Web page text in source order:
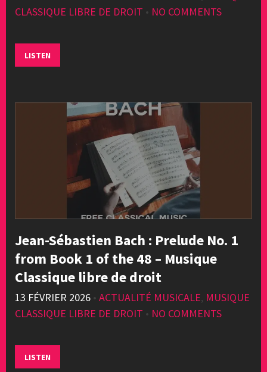
CLASSIQUE LIBRE DE DROIT • NO COMMENTS
LISTEN
Jean-Sébastien Bach : Prelude No. 1
from Book 1 of the 48 – Musique
Classique libre de droit
13 FÉVRIER 2026 • ACTUALITÉ MUSICALE, MUSIQUE
CLASSIQUE LIBRE DE DROIT • NO COMMENTS
LISTEN